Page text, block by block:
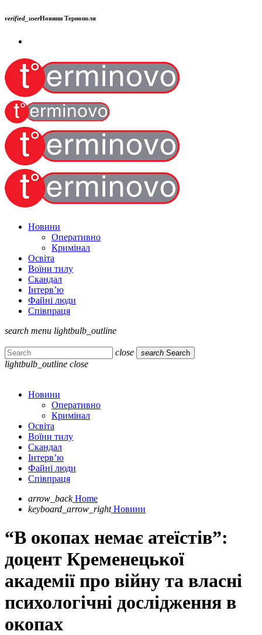
verified_userНовини Тернополя
Новини
Оперативно
Кримінал
Освіта
Воїни тилу
Скандал
Інтерв’ю
Файні люди
Співпраця
search menu lightbulb_outline
close search Search
lightbulb_outline close
Новини
Оперативно
Кримінал
Освіта
Воїни тилу
Скандал
Інтерв’ю
Файні люди
Співпраця
arrow_back Home
keyboard_arrow_right Новини
“В окопах немає атеїстів”:
доцент Кременецької
академії про війну та власні
психологічні дослідження в
окопах